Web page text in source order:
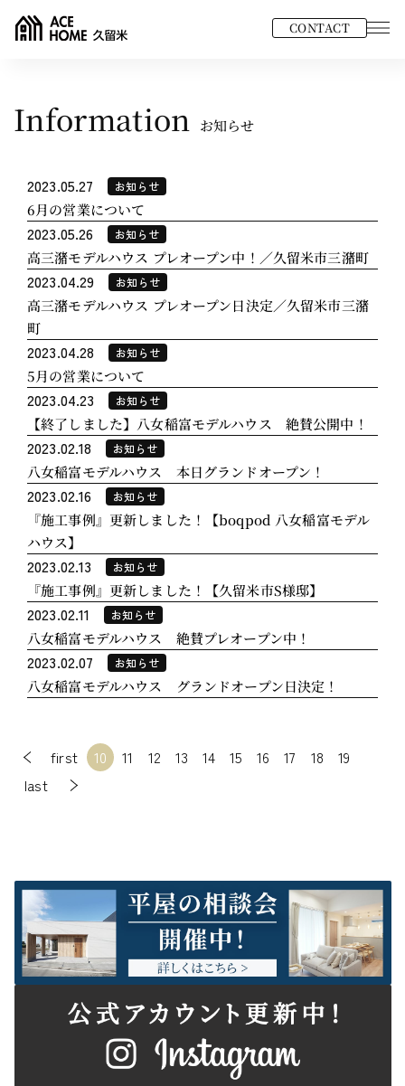
CONTACT
Information お知らせ
2023.05.27 お知らせ
6月の営業について
2023.05.26 お知らせ
高三潴モデルハウス プレオープン中！／久留米市三潴町
2023.04.29 お知らせ
高三潴モデルハウス プレオープン日決定／久留米市三潴
町
2023.04.28 お知らせ
5月の営業について
2023.04.23 お知らせ
【終了しました】八女稲富モデルハウス 絶賛公開中！
2023.02.18 お知らせ
八女稲富モデルハウス 本日グランドオープン！
2023.02.16 お知らせ
『施工事例』更新しました！【boqpod 八女稲富モデル
ハウス】
2023.02.13 お知らせ
『施工事例』更新しました！【久留米市S様邸】
2023.02.11 お知らせ
八女稲富モデルハウス 絶賛プレオープン中！
2023.02.07 お知らせ
八女稲富モデルハウス グランドオープン日決定！
first 10 11 12 13 14 15 16 17 18
19
last